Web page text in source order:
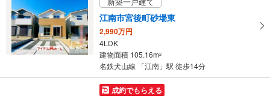
ペ
ー
ジ
に
存
江南市宮後町砂場東
2,990万円
4LDK
建物面積 105.16m2
名鉄犬山線 「江南」駅 徒歩14分
成約でもらえる